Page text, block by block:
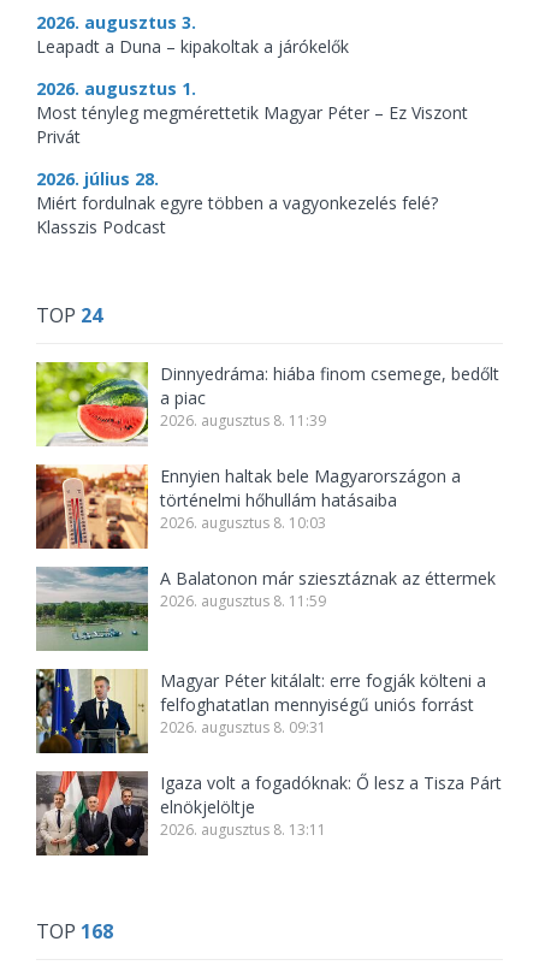
2026. augusztus 3.
Leapadt a Duna – kipakoltak a járókelők
2026. augusztus 1.
Most tényleg megmérettetik Magyar Péter – Ez Viszont
Privát
2026. július 28.
Miért fordulnak egyre többen a vagyonkezelés felé?
Klasszis Podcast
TOP 24
Dinnyedráma: hiába finom csemege, bedőlt
a piac
2026. augusztus 8. 11:39
Ennyien haltak bele Magyarországon a
történelmi hőhullám hatásaiba
2026. augusztus 8. 10:03
A Balatonon már sziesztáznak az éttermek
2026. augusztus 8. 11:59
Magyar Péter kitálalt: erre fogják költeni a
felfoghatatlan mennyiségű uniós forrást
2026. augusztus 8. 09:31
Igaza volt a fogadóknak: Ő lesz a Tisza Párt
elnökjelöltje
2026. augusztus 8. 13:11
TOP 168